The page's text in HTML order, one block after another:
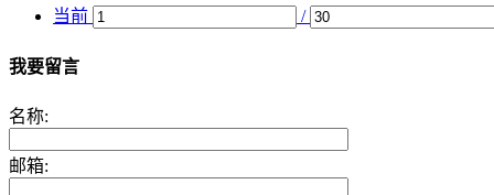
当前
/
我要留言
名称:
邮箱: